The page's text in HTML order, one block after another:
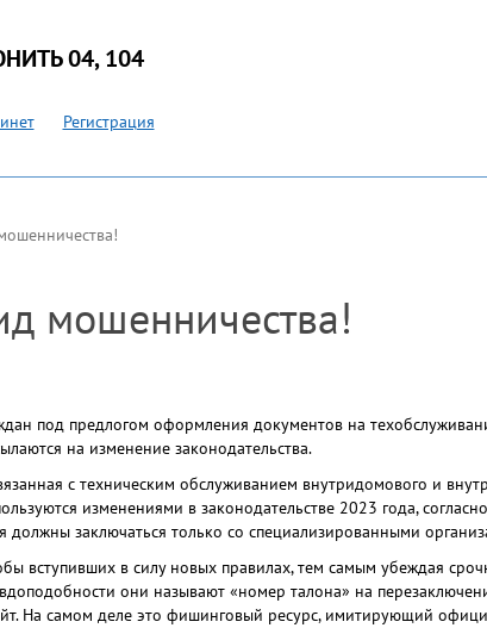
04, 104
Регистрация
мошенничества!
под предлогом оформления документов на
на изменение законодательства.
с техническим обслуживанием внутридомового и
изменениями в законодательстве 2023 года,
заключаться только со специализированными
вступивших в силу новых правилах, тем самым убеждая
они называют «номер талона» на
На самом деле это фишинговый ресурс, имитирующий